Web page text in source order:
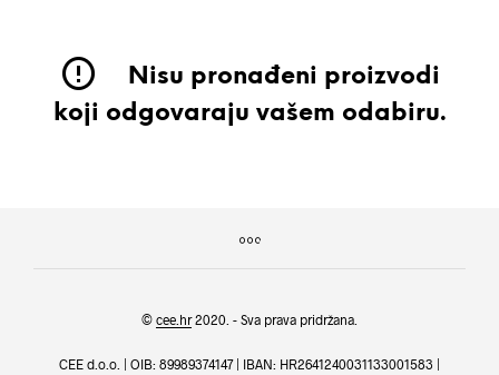
Nisu pronađeni proizvodi
koji odgovaraju vašem odabiru.
© cee.hr2020. - Sva prava pridržana.
CEE d.o.o. | OIB: 89989374147 | IBAN: HR2641240031133001583 |